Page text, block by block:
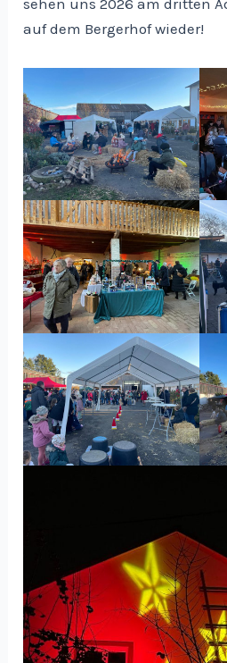
sehen uns 2026 am dritten
auf dem Bergerhof wieder!